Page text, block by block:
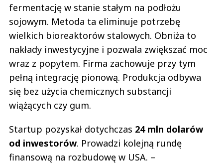
fermentację w stanie stałym na podłożu
sojowym. Metoda ta eliminuje potrzebę
wielkich bioreaktorów stalowych. Obniża to
nakłady inwestycyjne i pozwala zwiększać moc
wraz z popytem. Firma zachowuje przy tym
pełną integrację pionową. Produkcja odbywa
się bez użycia chemicznych substancji
wiążących czy gum.
Startup pozyskał dotychczas 24 mln dolarów
od inwestorów. Prowadzi kolejną rundę
finansową na rozbudowę w USA. –